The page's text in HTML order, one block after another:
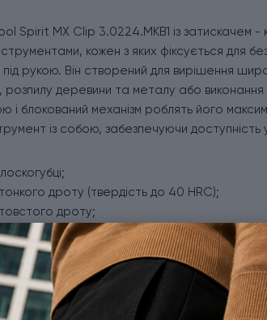
Spirit MX Clip 3.0224.MKB1 із затискачем -
кожен з яких фіксується для
рукою. Він створений для вирішення
розпилу деревини та металу або
і блокований механізм роблять його
із собою, забезпечуючи
дроту (твердість до 40 HRC);
дроту;
клинок із гладким заточуванням;